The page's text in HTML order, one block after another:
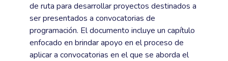
de ruta para desarrollar proyectos destinados a
ser presentados a convocatorias de
programación. El documento incluye un capítulo
enfocado en brindar apoyo en el proceso de
aplicar a convocatorias en el que se aborda el